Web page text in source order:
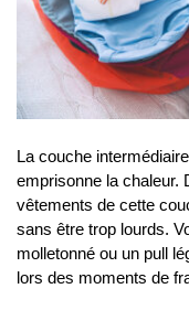
La couche
emprisonne la chaleur.
vêtements de cette
sans être trop lourds.
molletonné ou un pull
lors des moments de